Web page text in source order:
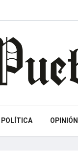
POLÍTICA OPINIÓN